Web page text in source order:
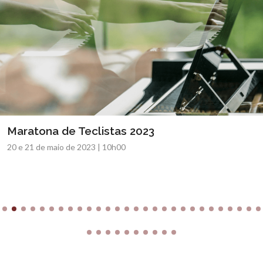
Maratona de Teclistas 2023
20 e 21 de maio de 2023 | 10h00